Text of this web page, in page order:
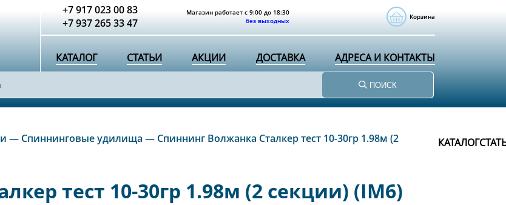
КАТАЛОГ
+7 917 023 00 83
+7 937 265 33 47
Магазин работает с 9:00 до 18:30
без выходных
Корзина
КАТАЛОГ СТАТЬИ АКЦИИ ДОСТАВКА АДРЕСА И КОНТАКТЫ
ПОИСК
— Спиннинговые удилища — Спиннинг Волжанка Сталкер тест 10-30гр 1.98м (2
тест 10-30гр 1.98м (2 секции) (IM6)